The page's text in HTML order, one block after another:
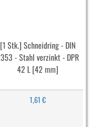
[1 Stk.] Schneidring - DIN
- Stahl verzinkt - DPR
42 L [42 mm]
1,61 €